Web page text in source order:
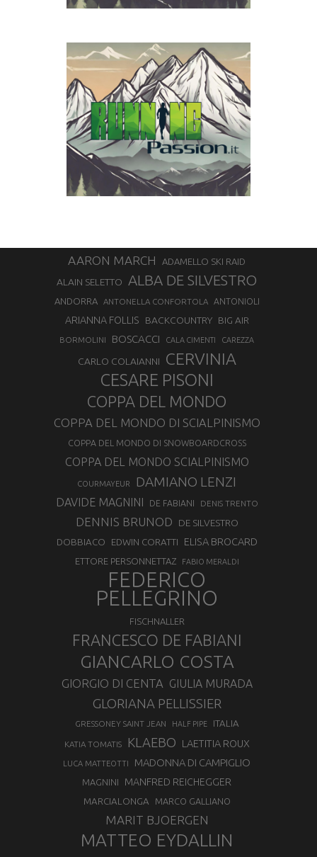
AARON MARCH ADAMELLO SKI RAID
ALAIN SELETTO ALBA DE SILVESTRO
ANDORRA ANTONELLA CONFORTOLA ANTONIOLI
ARIANNA FOLLIS BACKCOUNTRY BIG AIR
BORMOLINI BOSCACCI CALA CIMENTI CAREZZA
CARLO COLAIANNI CERVINIA
CESARE PISONI
COPPA DEL MONDO
COPPA DEL MONDO DI SCIALPINISMO
COPPA DEL MONDO DI SNOWBOARDCROSS
COPPA DEL MONDO SCIALPINISMO
COURMAYEUR DAMIANO LENZI
DAVIDE MAGNINI DE FABIANI DENIS TRENTO
DENNIS BRUNOD DE SILVESTRO
DOBBIACO EDWIN CORATTI ELISA BROCARD
ETTORE PERSONNETTAZ FABIO MERALDI
FEDERICO
PELLEGRINO
FISCHNALLER
FRANCESCO DE FABIANI
GIANCARLO COSTA
GIORGIO DI CENTA GIULIA MURADA
GLORIANA PELLISSIER
GRESSONEY SAINT JEAN HALF PIPE ITALIA
KATIA TOMATIS KLAEBO LAETITIA ROUX
LUCA MATTEOTTI MADONNA DI CAMPIGLIO
MAGNINI MANFRED REICHEGGER
MARCIALONGA MARCO GALLIANO
MARIT BJOERGEN
MATTEO EYDALLIN